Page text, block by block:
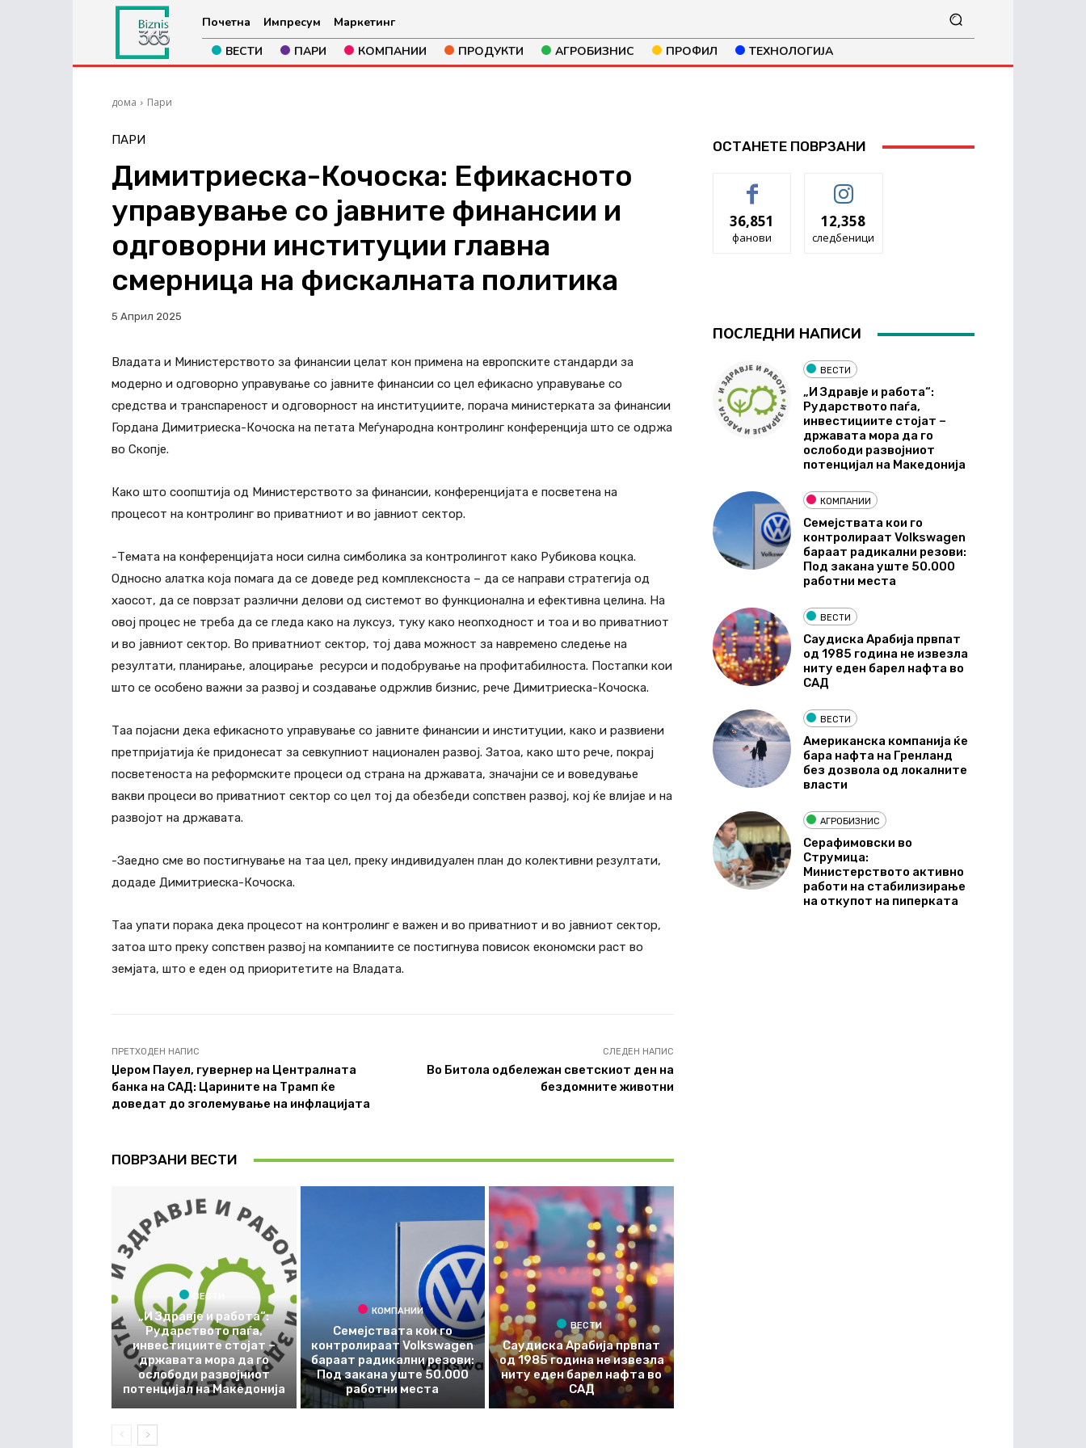
Почетна Импресум
Маркетинг
ВЕСТИ
ПАРИ КОМПАНИИ ПРОДУКТИ АГРОБИЗНИС ПРОФИЛ ТЕХНОЛОГИЈА
дома Пари
ПАРИ
Димитриеска-Кочоска: Ефикасното
управување со јавните финансии и
одговорни институции главна
смерница на фискалната политика
5 Април 2025
Владата и Министерството за финансии целат кон примена на европските стандарди за
модерно и одговорно управување со јавните финансии со цел ефикасно управување со
средства и транспареност и одговорност на институциите, порача министерката за финансии
Гордана Димитриеска-Кочоска на петата Меѓународна контролинг конференција што се одржа
во Скопје.
Како што соопштија од Министерството за финансии, конференцијата е посветена на
процесот на контролинг во приватниот и во јавниот сектор.
-Темата на конференцијата носи силна симболика за контролингот како Рубикова коцка.
Односно алатка која помага да се доведе ред комплексноста – да се направи стратегија од
хаосот, да се поврзат различни делови од системот во функционална и ефективна целина. На
овој процес не треба да се гледа како на луксуз, туку како неопходност и тоа и во приватниот
и во јавниот сектор. Во приватниот сектор, тој дава можност за навремено следење на
резултати, планирање, алоцирање ресурси и подобрување на профитабилноста. Постапки кои
што се особено важни за развој и создавање одржлив бизнис, рече Димитриеска-Кочоска.
Таа појасни дека ефикасното управување со јавните финансии и институции, како и развиени
претпријатија ќе придонесат за севкупниот национален развој. Затоа, како што рече, покрај
посветеноста на реформските процеси од страна на државата, значајни се и воведување
вакви процеси во приватниот сектор со цел тој да обезбеди сопствен развој, кој ќе влијае и на
развојот на државата.
-Заедно сме во постигнување на таа цел, преку индивидуален план до колективни резултати,
додаде Димитриеска-Кочоска.
Таа упати порака дека процесот на контролинг е важен и во приватниот и во јавниот сектор,
затоа што преку сопствен развој на компаниите се постигнува повисок економски раст во
земјата, што е еден од приоритетите на Владата.
ПРЕТХОДЕН НАПИС
Џером Пауел, гувернер на Централната
банка на САД: Царините на Трамп ќе
доведат до зголемување на инфлацијата
СЛЕДЕН НАПИС
Во Битола одбележан светскиот ден на
бездомните животни
ПОВРЗАНИ ВЕСТИ
ВЕСТИ
„И Здравје и работа“:
Рударството паѓа,
инвестициите стојат –
државата мора да го
ослободи развојниот
потенцијал на Македонија
КОМПАНИИ
Семејствата кои го
контролираат Volkswagen
бараат радикални резови:
Под закана уште 50.000
работни места
ВЕСТИ
Саудиска Арабија првпат
од 1985 година не извезла
ниту еден барел нафта во
САД
ОСТАНЕТЕ ПОВРЗАНИ
36,851
фанови
12,358
следбеници
ПОСЛЕДНИ НАПИСИ
ВЕСТИ
„И Здравје и работа“:
Рударството паѓа,
инвестициите стојат –
државата мора да го
ослободи развојниот
потенцијал на Македонија
КОМПАНИИ
Семејствата кои го
контролираат Volkswagen
бараат радикални резови:
Под закана уште 50.000
работни места
ВЕСТИ
Саудиска Арабија првпат
од 1985 година не извезла
ниту еден барел нафта во
САД
ВЕСТИ
Американска компанија ќе
бара нафта на Гренланд
без дозвола од локалните
власти
АГРОБИЗНИС
Серафимовски во
Струмица:
Министерството активно
работи на стабилизирање
на откупот на пиперката